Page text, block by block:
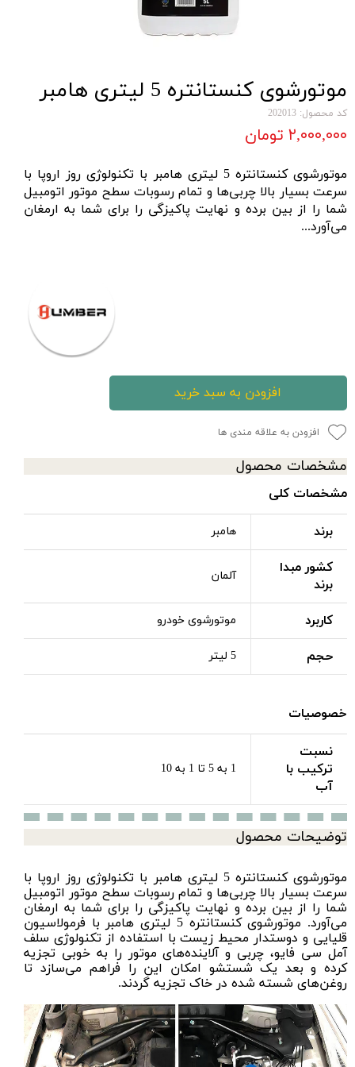
موتورشوی کنستانتره 5 لیتری هامبر
کد محصول: 202013
۲,۰۰۰,۰۰۰ تومان
موتورشوی کنستانتره 5 لیتری هامبر با تکنولوژی روز اروپا با
سرعت بسیار بالا چربی‌ها و تمام رسوبات سطح موتور اتومبیل
شما را از بین برده و نهایت پاکیزگی را برای شما به ارمغان
می‌آورد...
افزودن به سبد خرید
افزودن به علاقه مندی ها
مشخصات محصول
مشخصات کلی
برند هامبر
کشور مبدا
برند
آلمان
کاربرد موتورشوی خودرو
حجم 5 لیتر
خصوصیات
نسبت
ترکیب با
آب
1 به 5 تا 1 به 10
توضیحات محصول
موتورشوی کنستانتره 5 لیتری هامبر
با تکنولوژی روز اروپا با
سرعت بسیار بالا چربی‌ها و تمام رسوبات سطح موتور اتومبیل
شما را از بین برده و نهایت پاکیزگی را برای شما به ارمغان
می‌آورد. موتورشوی کنستانتره 5 لیتری هامبر با فرمولاسیون
قلیایی و دوستدار محیط زیست با استفاده از تکنولوژی سلف
آمل سی فایو، چربی و آلاینده‌های موتور را به خوبی تجزیه
کرده و بعد یک شستشو امکان این را فراهم می‌سازد تا
روغن‌های شسته شده در خاک تجزیه گردند.